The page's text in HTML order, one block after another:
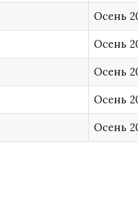
Осень
Осень
Осень
Осень
Осень